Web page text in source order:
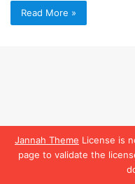
Jannah Theme License is
page to validate the
Read More »